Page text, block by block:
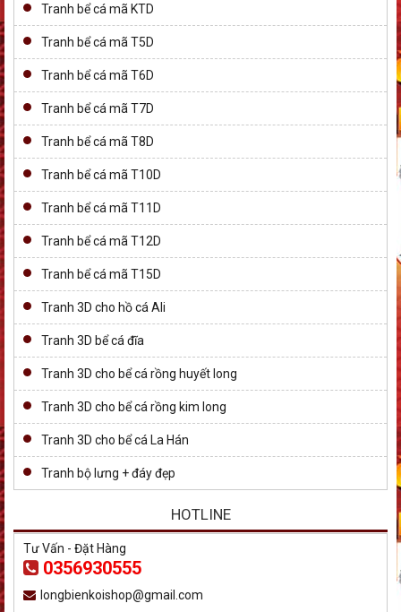
Tranh bể cá mã KTD
Tranh bể cá mã T5D
Tranh bể cá mã T6D
Tranh bể cá mã T7D
Tranh bể cá mã T8D
Tranh bể cá mã T10D
Tranh bể cá mã T11D
Tranh bể cá mã T12D
Tranh bể cá mã T15D
Tranh 3D cho hồ cá Ali
Tranh 3D bể cá đĩa
Tranh 3D cho bể cá rồng huyết long
Tranh 3D cho bể cá rồng kim long
Tranh 3D cho bể cá La Hán
Tranh bộ lưng + đáy đẹp
HOTLINE
Tư Vấn - Đặt Hàng
0356930555
longbienkoishop@gmail.com